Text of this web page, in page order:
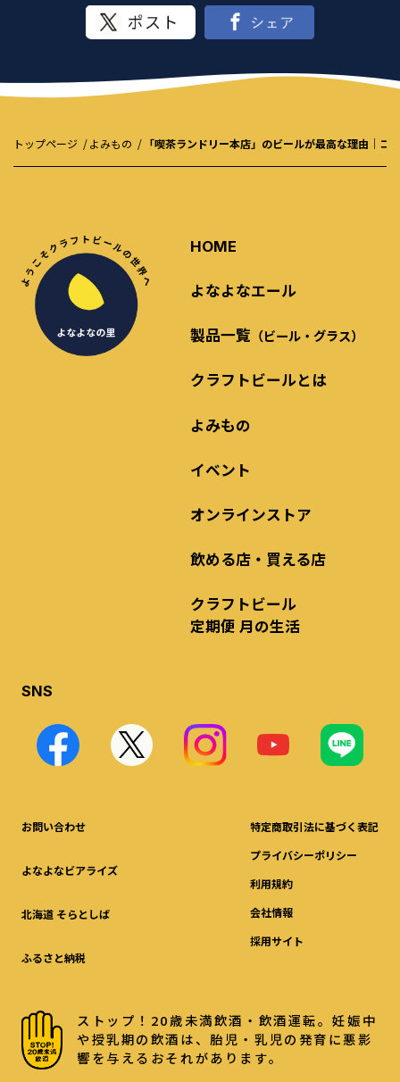
トップページ よみもの 「喫茶ランドリー本店」のビールが最高な理由｜
HOME
よなよなエール
製品一覧 （ビール・グラス）
クラフトビールとは
よみもの
イベント
オンラインストア
飲める店・買える店
クラフトビール
定期便 月の生活
SNS
お問い合わせ
よなよなビアライズ
北海道 そらとしば
ふるさと納税
特定商取引法に基づく表記
プライバシーポリシー
利用規約
会社情報
採用サイト
ストップ！20歳未満飲酒・飲酒運転。妊娠中
や授乳期の飲酒は、胎児・乳児の発育に悪影
響を与えるおそれがあります。